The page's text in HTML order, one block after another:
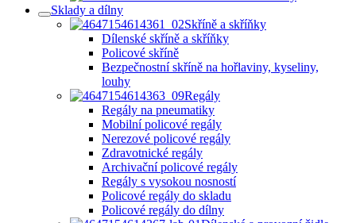
Sklady a dílny
Skříně a skříňky
Dílenské skříně a skříňky
Policové skříně
Bezpečnostní skříně na hořlaviny, kyseliny,
louhy
Regály
Regály na pneumatiky
Mobilní policové regály
Nerezové policové regály
Zdravotnické regály
Archivační policové regály
Regály s vysokou nosností
Policové regály do skladu
Policové regály do dílny